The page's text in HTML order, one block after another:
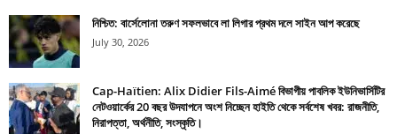
নিশ্চিত: বার্সেলোনা তরুণ সফলভাবে লা লিগার প্রথম দলে সাইন আপ করেছে
July 30, 2026
Cap-Haïtien: Alix Didier Fils-Aimé বিভাগীয় পাবলিক ইউনিভার্সিটির
নেটওয়ার্কের 20 বছর উদযাপনে অংশ নিচ্ছেন হাইতি থেকে সর্বশেষ খবর: রাজনীতি,
নিরাপত্তা, অর্থনীতি, সংস্কৃতি।